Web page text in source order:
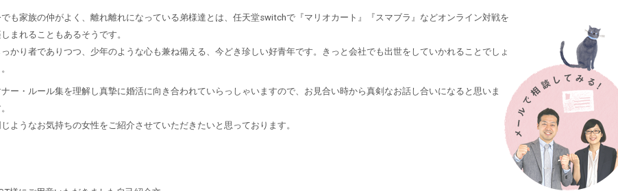
でも家族の仲がよく、離れ離れになっている弟様達とは、任天堂switchで『マリオカート』『スマブラ』などオンライン対戦を
まれることもあるそうです。
っかり者でありつつ、少年のような心も兼ね備える、今どき珍しい好青年です。きっと会社でも出世をしていかれることでしょ
ナー・ルール集を理解し真摯に婚活に向き合われていらっしゃいますので、お見合い時から真剣なお話し合いになると思いま
じようなお気持ちの女性をご紹介させていただきたいと思っております。